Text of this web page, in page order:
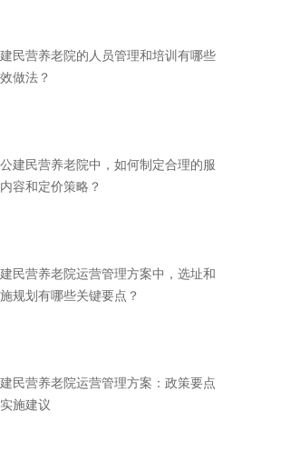
民营养老院的人员管理和培训有哪些
做法？
建民营养老院中，如何制定合理的服
容和定价策略？
民营养老院运营管理方案中，选址和
规划有哪些关键要点？
民营养老院运营管理方案：政策要点
施建议